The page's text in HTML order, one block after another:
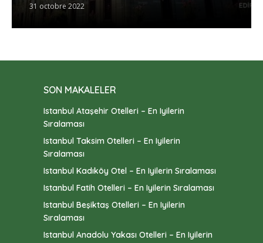
31 octobre 2022
SON MAKALELER
Istanbul Ataşehir Otelleri – En Iyilerin
Sıralaması
Istanbul Taksim Otelleri – En Iyilerin
Sıralaması
Istanbul Kadıköy Otel – En Iyilerin Sıralaması
Istanbul Fatih Otelleri – En Iyilerin Sıralaması
Istanbul Beşiktaş Otelleri – En Iyilerin
Sıralaması
Istanbul Anadolu Yakası Otelleri – En Iyilerin